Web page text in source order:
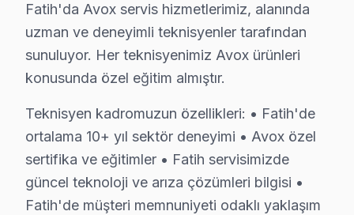
Mevlanakapı'da Avox TV Servisi
Mevlanakapı, sosyo-ekonomik çeşitliliği ile dikkat
Mimar Hayrettin Mahallesi, tarihi zenginlikleri ile
Mimar Kemalettin'de Avox TV Servisi
Mimar Kemalettin, hem tarihsel hem de sosyal
Fatih'da Avox servis hizmetlerimiz, alanında
uzman ve deneyimli teknisyenler tarafından
sunuluyor. Her teknisyenimiz Avox ürünleri
konusunda özel eğitim almıştır.
Teknisyen kadromuzun özellikleri: • Fatih'de
ortalama 10+ yıl sektör deneyimi • Avox özel
sertifika ve eğitimler • Fatih servisimizde
güncel teknoloji ve arıza çözümleri bilgisi •
Fatih'de müşteri memnuniyeti odaklı yaklaşım